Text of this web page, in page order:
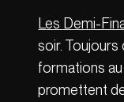
Les Demi-
soir.
formations
promettent